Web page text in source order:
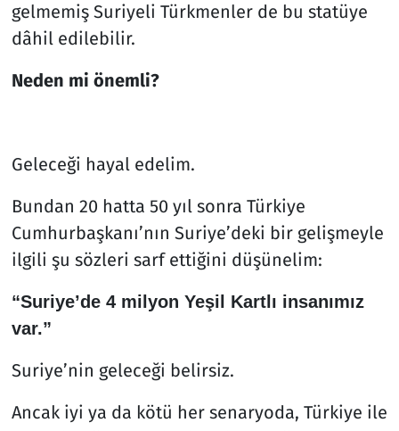
gelmemiş Suriyeli Türkmenler de bu statüye
dâhil edilebilir.
Neden mi önemli?
Geleceği hayal edelim.
Bundan 20 hatta 50 yıl sonra Türkiye
Cumhurbaşkanı’nın Suriye’deki bir gelişmeyle
ilgili şu sözleri sarf ettiğini düşünelim:
“Suriye’de 4 milyon Yeşil Kartlı insanımız
var.”
Suriye’nin geleceği belirsiz.
Ancak iyi ya da kötü her senaryoda, Türkiye ile